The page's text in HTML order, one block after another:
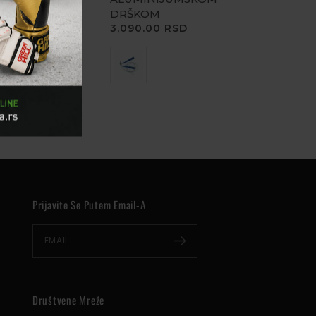
DRŠKOM
CENA
3,090.00 RSD
Prijavite Se Putem Email-A
EMAIL
Društvene Mreže